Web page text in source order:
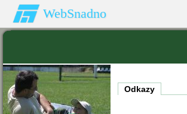
WebSnadno
Odkazy